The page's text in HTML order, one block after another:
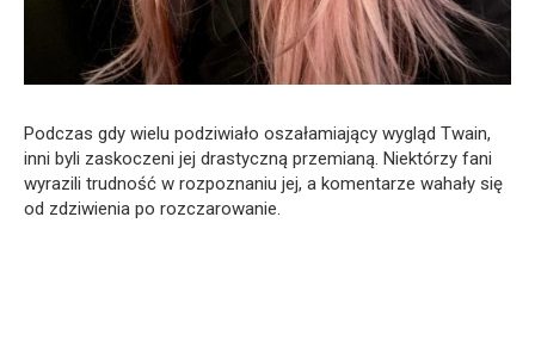
Podczas gdy wielu podziwiało oszałamiający wygląd Twain,
inni byli zaskoczeni jej drastyczną przemianą. Niektórzy fani
wyrazili trudność w rozpoznaniu jej, a komentarze wahały się
od zdziwienia po rozczarowanie.